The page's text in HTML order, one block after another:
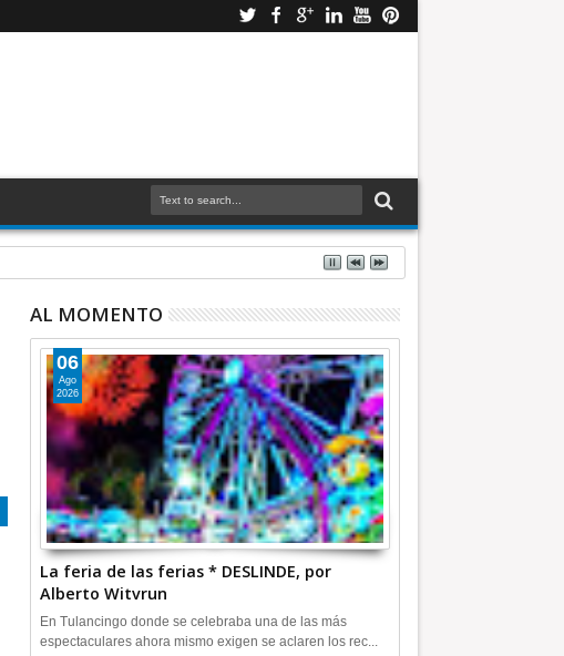
AL MOMENTO
La feria de las ferias * DESLINDE, por
Alberto Witvrun
06
Ago
2026
En Tulancingo donde se celebraba una de las más
espectaculares ahora mismo exigen se aclaren los rec...